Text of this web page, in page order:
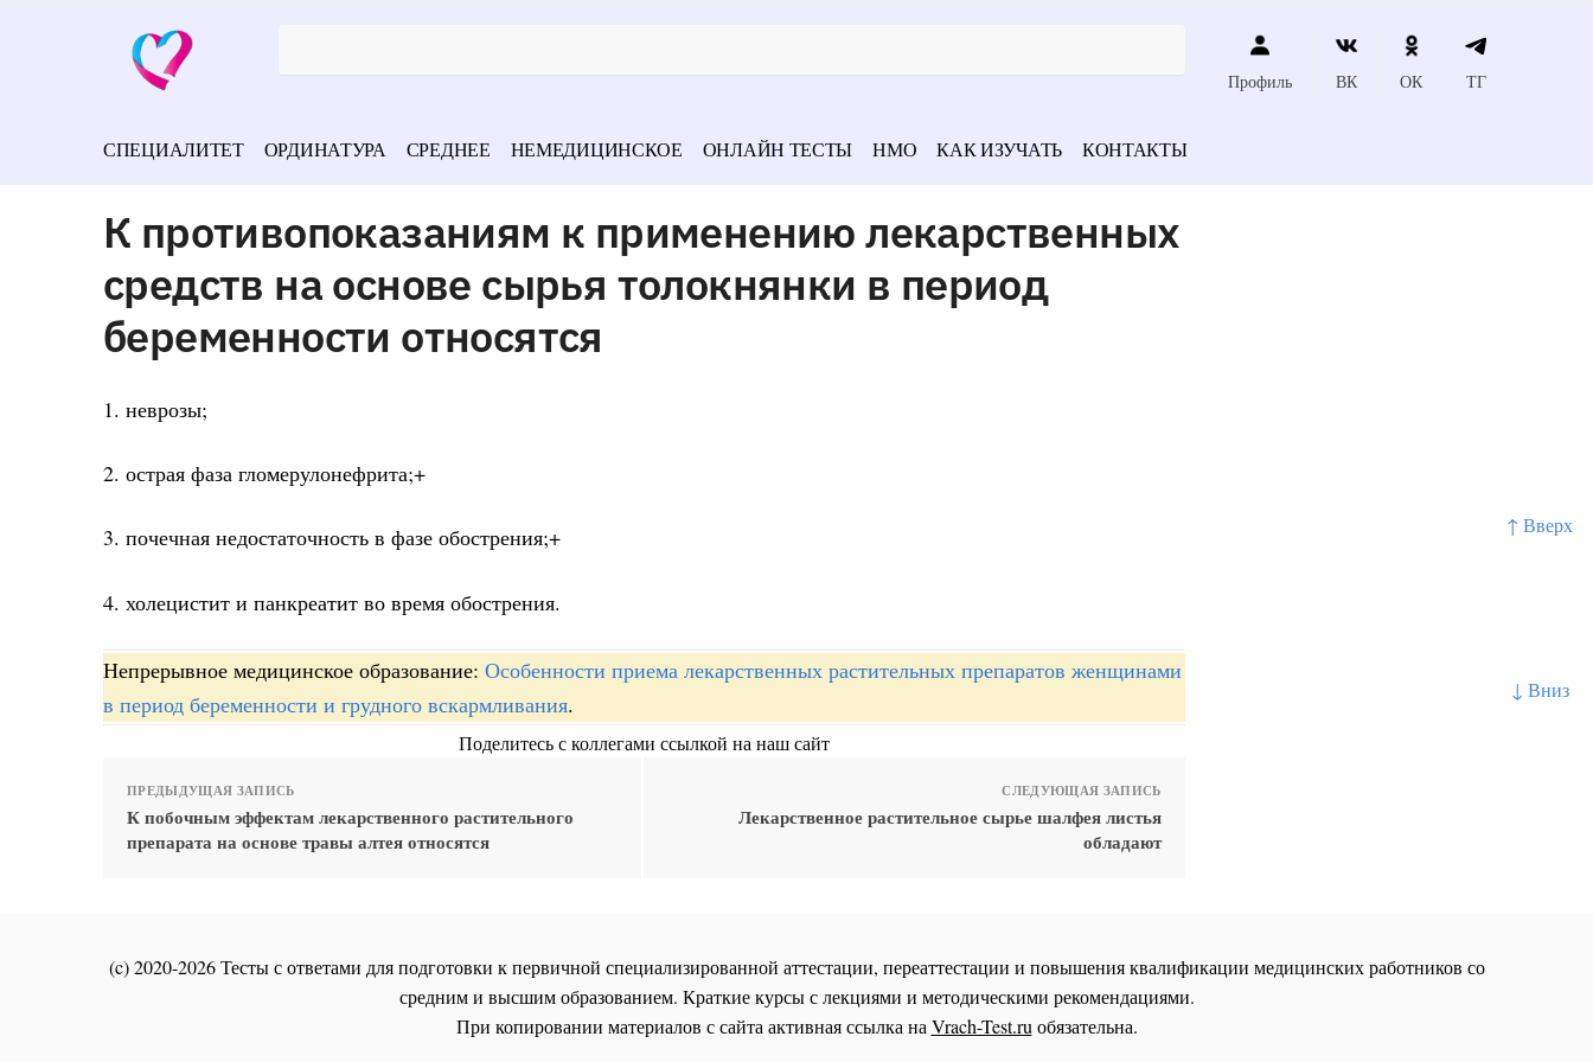
↑ Вверх
↓ Вниз
Профиль ВК ОК ТГ
СПЕЦИАЛИТЕТ ОРДИНАТУРА СРЕДНЕЕ НЕМЕДИЦИНСКОЕ ОНЛАЙН ТЕСТЫ НМО КАК ИЗУЧАТЬ КОНТАКТЫ
К противопоказаниям к применению лекарственных
средств на основе сырья толокнянки в период
беременности относятся
1. неврозы;
2. острая фаза гломерулонефрита;+
3. почечная недостаточность в фазе обострения;+
4. холецистит и панкреатит во время обострения.
Непрерывное медицинское образование: Особенности приема лекарственных растительных препаратов женщинами
в период беременности и грудного вскармливания.
Поделитесь с коллегами ссылкой на наш сайт
ПРЕДЫДУЩАЯ ЗАПИСЬ
К побочным эффектам лекарственного растительного
препарата на основе травы алтея относятся
СЛЕДУЮЩАЯ ЗАПИСЬ
Лекарственное растительное сырье шалфея листья
обладают
(c) 2020-2026 Тесты с ответами для подготовки к первичной специализированной аттестации, переаттестации и повышения квалификации медицинских работников со
средним и высшим образованием. Краткие курсы с лекциями и методическими рекомендациями.
При копировании материалов с сайта активная ссылка наVrach-Test.ruобязательна.